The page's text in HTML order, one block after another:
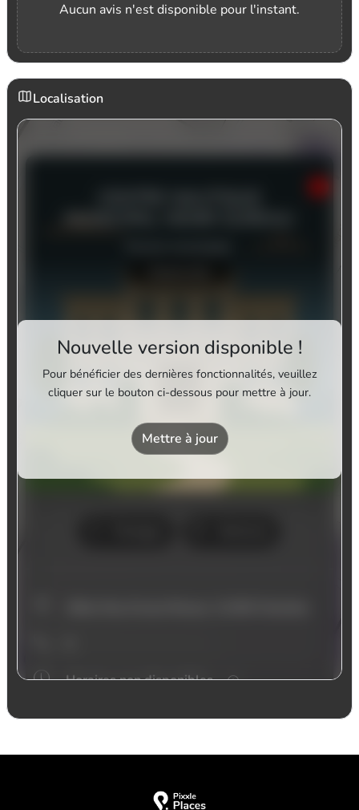
Aucun avis n'est disponible pour l'instant.
Localisation